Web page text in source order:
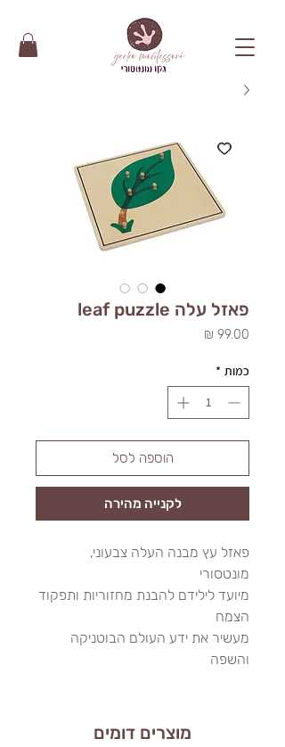
פאזל עלה leaf puzzle
כמות *
הוספה לסל
לקנייה מהירה
פאזל עץ מבנה העלה צבעוני,
מונטסורי
מיועד לילידם להבנת מחזוריות ותפקוד
הצמח
מעשיר את ידע העולם הבוטניקה
והשפה
מוצרים דומים